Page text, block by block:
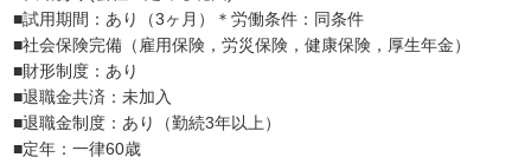
■試用期間：あり（3ヶ月）＊労働条件：同条件
■社会保険完備（雇用保険，労災保険，健康保険，厚生年金）
■財形制度：あり
■退職金共済：未加入
■退職金制度：あり（勤続3年以上）
■定年：一律60歳